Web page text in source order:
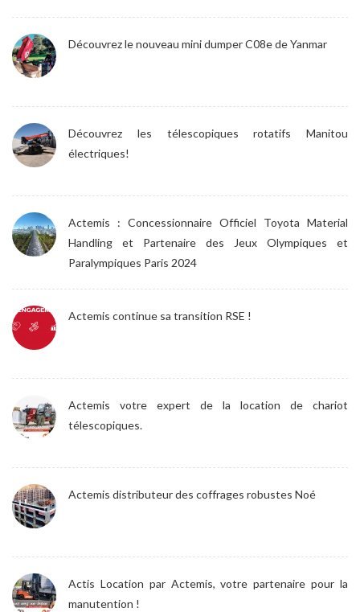
Découvrez le nouveau mini dumper C08e de Yanmar
Découvrez les télescopiques rotatifs Manitou
électriques!
Actemis : Concessionnaire Officiel Toyota Material
Handling et Partenaire des Jeux Olympiques et
Paralympiques Paris 2024
Actemis continue sa transition RSE !
Actemis votre expert de la location de chariot
télescopiques.
Actemis distributeur des coffrages robustes Noé
Actis Location par Actemis, votre partenaire pour la
manutention !